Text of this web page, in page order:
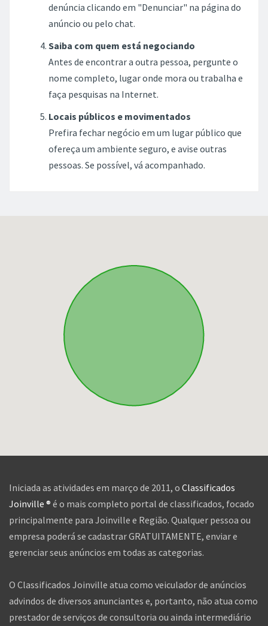
denúncia clicando em "Denunciar" na página do
anúncio ou pelo chat.
Saiba com quem está negociando
Antes de encontrar a outra pessoa, pergunte o
nome completo, lugar onde mora ou trabalha e
faça pesquisas na Internet.
Locais públicos e movimentados
Prefira fechar negócio em um lugar público que
ofereça um ambiente seguro, e avise outras
pessoas. Se possível, vá acompanhado.
Iniciada as atividades em março de 2011, o Classificados
Joinville ® é o mais completo portal de classificados, focado
principalmente para Joinville e Região. Qualquer pessoa ou
empresa poderá se cadastrar GRATUITAMENTE, enviar e
gerenciar seus anúncios em todas as categorias.
O Classificados Joinville atua como veiculador de anúncios
advindos de diversos anunciantes e, portanto, não atua como
prestador de serviços de consultoria ou ainda intermediário